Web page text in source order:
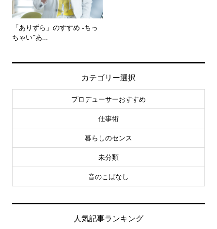
「ありずら」のすすめ -ちっ
ちゃい”あ...
カテゴリー選択
プロデューサーおすすめ
仕事術
暮らしのセンス
未分類
音のこばなし
人気記事ランキング